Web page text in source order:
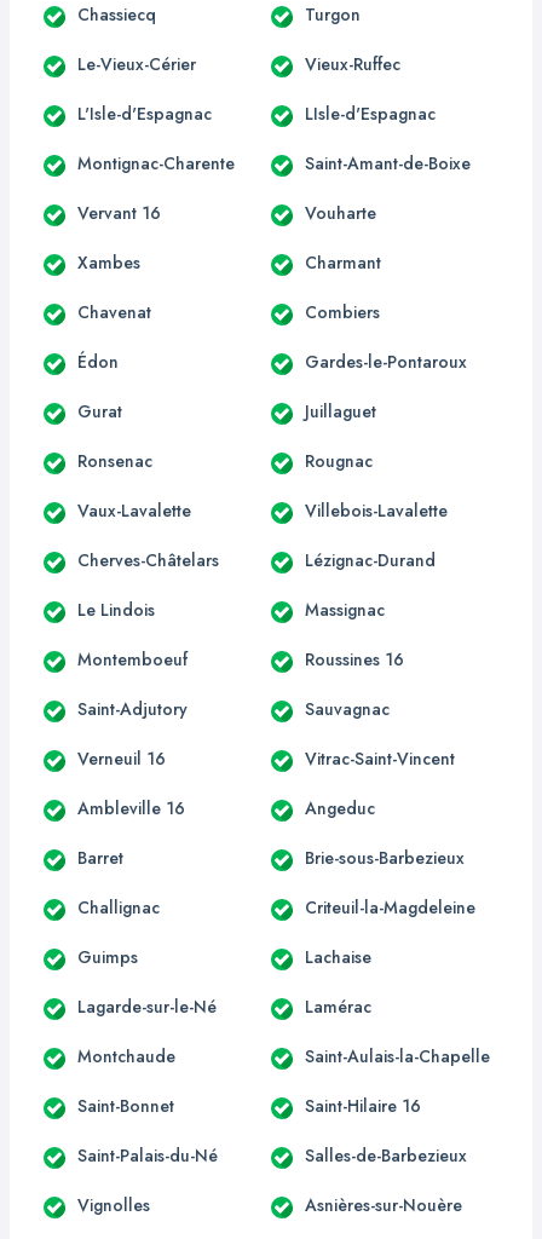
Chassiecq Turgon
Le-Vieux-Cérier Vieux-Ruffec
L'Isle-d'Espagnac LIsle-d'Espagnac
Montignac-Charente Saint-Amant-de-Boixe
Vervant 16 Vouharte
Xambes Charmant
Chavenat Combiers
Édon Gardes-le-Pontaroux
Gurat Juillaguet
Ronsenac Rougnac
Vaux-Lavalette Villebois-Lavalette
Cherves-Châtelars Lézignac-Durand
Le Lindois Massignac
Montemboeuf Roussines 16
Saint-Adjutory Sauvagnac
Verneuil 16 Vitrac-Saint-Vincent
Ambleville 16 Angeduc
Barret Brie-sous-Barbezieux
Challignac Criteuil-la-Magdeleine
Guimps Lachaise
Lagarde-sur-le-Né Lamérac
Montchaude Saint-Aulais-la-Chapelle
Saint-Bonnet Saint-Hilaire 16
Saint-Palais-du-Né Salles-de-Barbezieux
Vignolles Asnières-sur-Nouère